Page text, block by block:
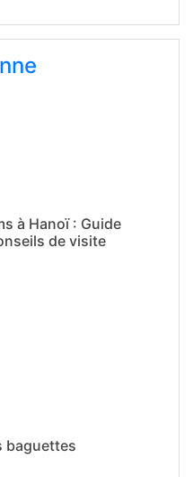
à Hanoï : Guide
de visite
baguettes